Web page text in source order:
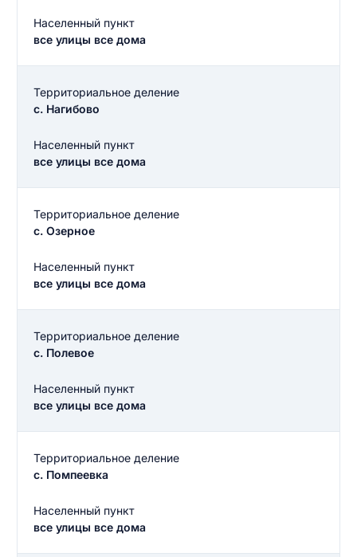
Населенный пункт
все улицы все дома
Территориальное деление
с. Нагибово
Населенный пункт
все улицы все дома
Территориальное деление
с. Озерное
Населенный пункт
все улицы все дома
Территориальное деление
с. Полевое
Населенный пункт
все улицы все дома
Территориальное деление
с. Помпеевка
Населенный пункт
все улицы все дома